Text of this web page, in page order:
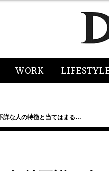
WORK
詳な人の特徴と当てはまる…